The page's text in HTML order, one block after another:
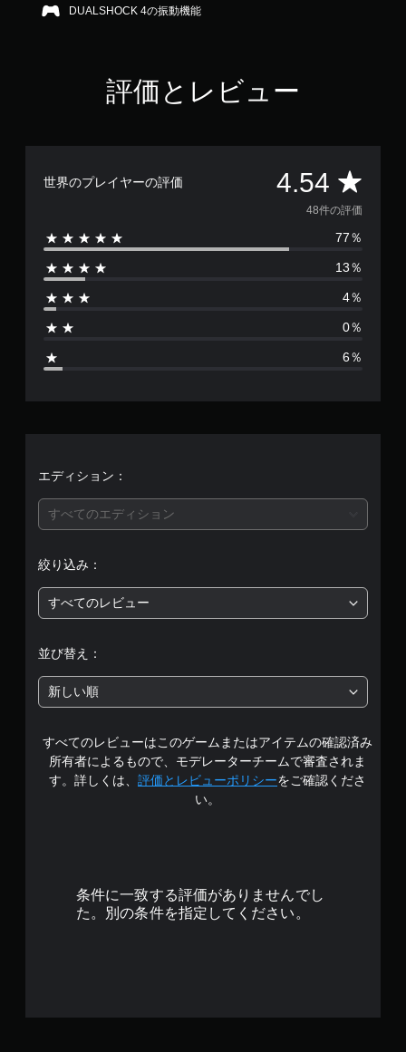
DUALSHOCK 4の振動機能
評価とレビュー
世界のプレイヤーの評価 4.54 評
価
数
は
8
5
段
中
の
4
.
48件の評価
77％
13％
4％
0％
6％
エディション：
すべてのエディション
絞り込み：
すべてのレビュー
並び替え：
新しい順
すべてのレビューはこのゲームまたはアイテムの確認済み
所有者によるもので、モデレーターチームで審査されま
す。詳しくは、 評価とレビューポリシーをご確認くださ
い。
条件に一致する評価がありませんでし
た。別の条件を指定してください。